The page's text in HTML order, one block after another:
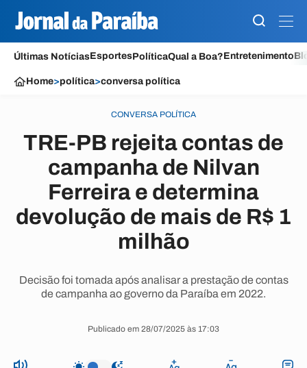
Últimas NotíciasEsportesPolíticaQual a Boa?Entretenimento
Home>política>conversa política
CONVERSA POLÍTICA
TRE-PB rejeita contas de
campanha de Nilvan
Ferreira e determina
devolução de mais de R$ 1
milhão
Decisão foi tomada após analisar a prestação de contas
de campanha ao governo da Paraíba em 2022.
Publicado em 28/07/2025 às 17:03